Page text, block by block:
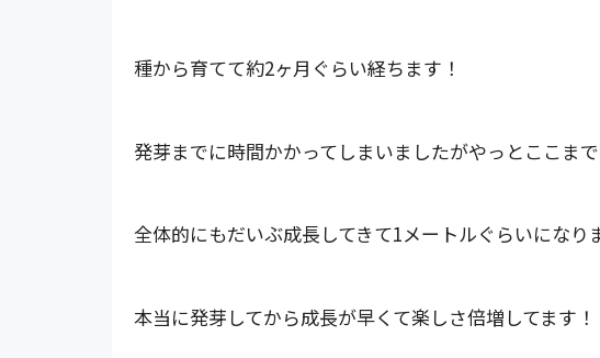
種から育てて約2ヶ月ぐらい経ちます！
発芽までに時間かかってしまいましたがやっとここまで
全体的にもだいぶ成長してきて1メートルぐらいになり
本当に発芽してから成長が早くて楽しさ倍増してます！